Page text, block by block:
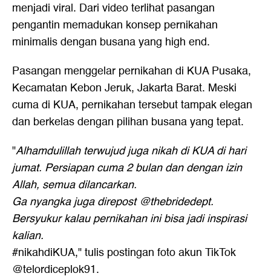
menjadi viral. Dari video terlihat pasangan
pengantin memadukan konsep pernikahan
minimalis dengan busana yang high end.
Pasangan menggelar pernikahan di KUA Pusaka,
Kecamatan Kebon Jeruk, Jakarta Barat. Meski
cuma di KUA, pernikahan tersebut tampak elegan
dan berkelas dengan pilihan busana yang tepat.
"Alhamdulillah terwujud juga nikah di KUA di hari
jumat. Persiapan cuma 2 bulan dan dengan izin
Allah, semua dilancarkan.
Ga nyangka juga direpost @thebridedept.
Bersyukur kalau pernikahan ini bisa jadi inspirasi
kalian.
#nikahdiKUA," tulis postingan foto akun TikTok
@telordiceplok91.